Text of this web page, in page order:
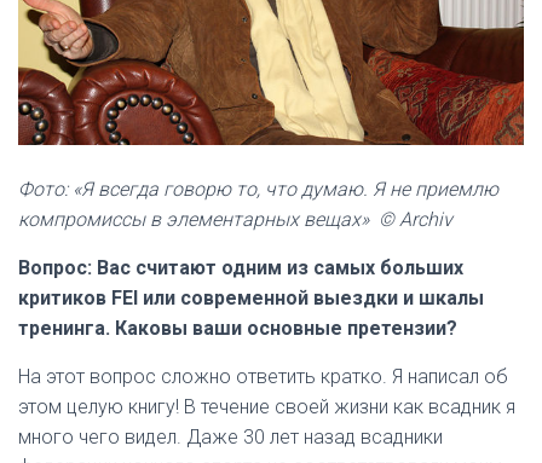
Фото: «Я всегда говорю то, что думаю. Я не приемлю
компромиссы в элементарных вещах» © Archiv
Вопрос: Вас считают одним из самых больших
критиков FEI или современной выездки и шкалы
тренинга. Каковы ваши основные претензии?
На этот вопрос сложно ответить кратко. Я написал об
этом целую книгу! В течение своей жизни как всадник я
много чего видел. Даже 30 лет назад всадники